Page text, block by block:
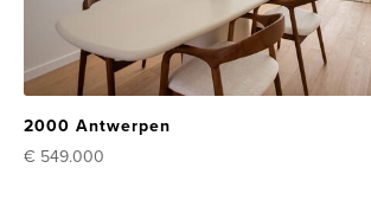
2000 Antwerpen
€ 549.000